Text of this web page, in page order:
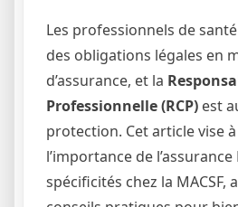
Les professionnels de
des obligations légales en
d’assurance, et la
Professionnelle (RCP) est
protection. Cet article vise
l’importance de l’assurance
spécificités chez la MACSF,